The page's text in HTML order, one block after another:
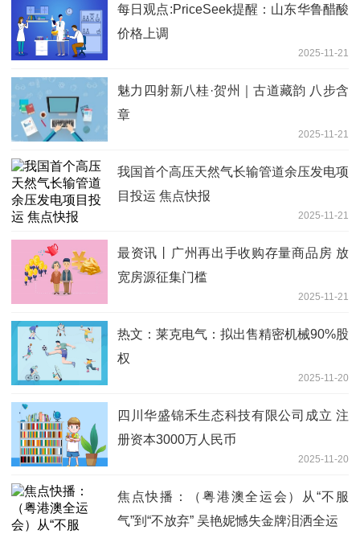
每日观点:PriceSeek提醒：山东华鲁醋酸
价格上调
2025-11-21
魅力四射新八桂·贺州｜古道藏韵 八步含
章
2025-11-21
我国首个高压天然气长输管道余压发电项
目投运 焦点快报
2025-11-21
最资讯丨广州再出手收购存量商品房 放
宽房源征集门槛
2025-11-21
热文：莱克电气：拟出售精密机械90%股
权
2025-11-20
四川华盛锦禾生态科技有限公司成立 注
册资本3000万人民币
2025-11-20
焦点快播：（粤港澳全运会）从“不服
气”到“不放弃” 吴艳妮憾失金牌泪洒全运